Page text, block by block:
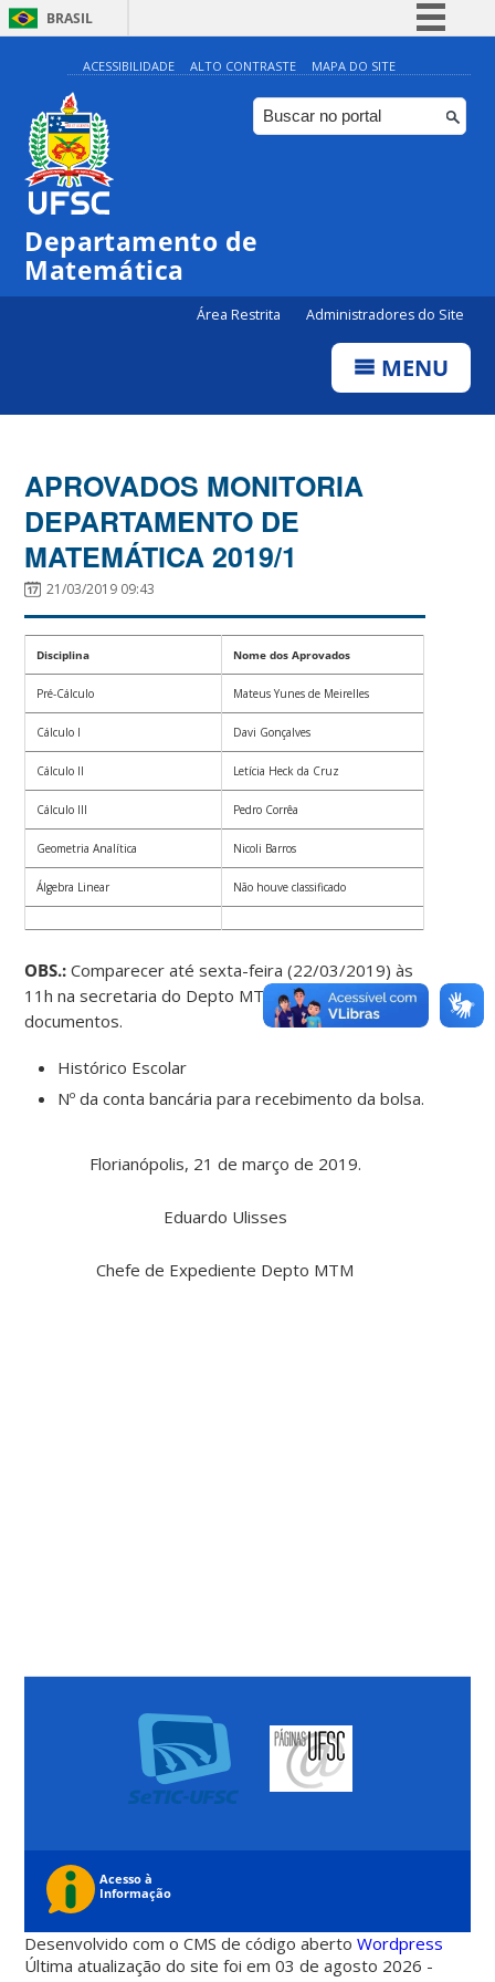
BRASIL
Simplifique!
Comunica BR
Participe
ACESSIBILIDADE ALTO CONTRASTE MAPA DO SITE
Departamento de
Matemática
Área Restrita Administradores do Site
MENU
APROVADOS MONITORIA
DEPARTAMENTO DE
MATEMÁTICA 2019/1
21/03/2019 09:43
Disciplina Nome dos Aprovados
Pré-Cálculo Mateus Yunes de Meirelles
Cálculo I Davi Gonçalves
Cálculo II Letícia Heck da Cruz
Cálculo III Pedro Corrêa
Geometria Analítica Nicoli Barros
Álgebra Linear Não houve classificado
OBS.: Comparecer até sexta-feira (22/03/2019) às
11h na secretaria do Depto MTM com os seguintes
documentos.
Histórico Escolar
Nº da conta bancária para recebimento da bolsa.
Florianópolis, 21 de março de 2019.
Eduardo Ulisses
Chefe de Expediente Depto MTM
Desenvolvido com o CMS de código abertoWordpress
Última atualização do site foi em 03 de agosto 2026 -